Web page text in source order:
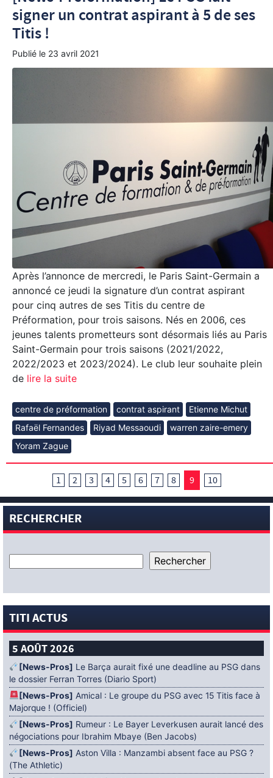
signer un contrat aspirant à 5 de ses
Titis !
Publié le 23 avril 2021
Après l’annonce de mercredi, le Paris Saint-Germain a
annoncé ce jeudi la signature d’un contrat aspirant
pour cinq autres de ses Titis du centre de
Préformation, pour trois saisons. Nés en 2006, ces
jeunes talents prometteurs sont désormais liés au Paris
Saint-Germain pour trois saisons (2021/2022,
2022/2023 et 2023/2024). Le club leur souhaite plein
de lire la suite
centre de préformation contrat aspirant
Etienne Michut
Rafaël Fernandes
Riyad Messaoudi
warren zaire-emery
Yoram Zague
1 2 3 4 5 6 7 8 9 10
RECHERCHER
TITI ACTUS
5 AOÛT 2026
[News-Pros] Le Barça aurait fixé une deadline au PSG dans
le dossier Ferran Torres (Diario Sport)
[News-Pros] Amical : Le groupe du PSG avec 15 Titis face à
Majorque ! (Officiel)
[News-Pros] Rumeur : Le Bayer Leverkusen aurait lancé des
négociations pour Ibrahim Mbaye (Ben Jacobs)
[News-Pros] Aston Villa : Manzambi absent face au PSG ?
(The Athletic)